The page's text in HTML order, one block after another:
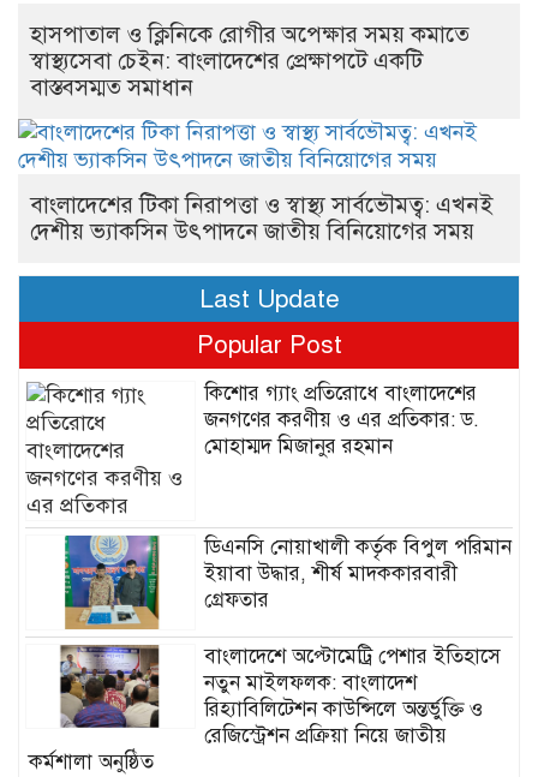
হাসপাতাল ও ক্লিনিকে রোগীর অপেক্ষার সময় কমাতে
স্বাস্থ্যসেবা চেইন: বাংলাদেশের প্রেক্ষাপটে একটি
বাস্তবসম্মত সমাধান
বাংলাদেশের টিকা নিরাপত্তা ও স্বাস্থ্য সার্বভৌমত্ব: এখনই
দেশীয় ভ্যাকসিন উৎপাদনে জাতীয় বিনিয়োগের সময়
Last Update
Popular Post
কিশোর গ্যাং প্রতিরোধে বাংলাদেশের
জনগণের করণীয় ও এর প্রতিকার: ড.
মোহাম্মদ মিজানুর রহমান
ডিএনসি নোয়াখালী কর্তৃক বিপুল পরিমান
ইয়াবা উদ্ধার, শীর্ষ মাদককারবারী
গ্রেফতার
বাংলাদেশে অপ্টোমেট্রি পেশার ইতিহাসে
নতুন মাইলফলক: বাংলাদেশ
রিহ্যাবিলিটেশন কাউন্সিলে অন্তর্ভুক্তি ও
রেজিস্ট্রেশন প্রক্রিয়া নিয়ে জাতীয়
কর্মশালা অনুষ্ঠিত